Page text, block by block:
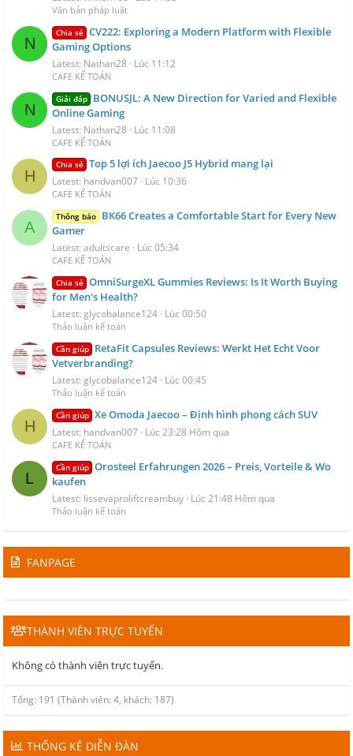
Văn bản pháp luật
N
Chia sẻ CV222: Exploring a Modern Platform with Flexible
Gaming Options
Latest: Nathan28 Lúc 11:12
CAFE KẾ TOÁN
N
Giải đáp BONUSJL: A New Direction for Varied and Flexible
Online Gaming
Latest: Nathan28 Lúc 11:08
CAFE KẾ TOÁN
H
Chia sẻ Top 5 lợi ích Jaecoo J5 Hybrid mang lại
Latest: handvan007 Lúc 10:36
CAFE KẾ TOÁN
A
Thông báo BK66 Creates a Comfortable Start for Every New
Gamer
Latest: adultscare Lúc 05:34
CAFE KẾ TOÁN
Chia sẻ OmniSurgeXL Gummies Reviews: Is It Worth Buying
for Men's Health?
Latest: glycobalance124 Lúc 00:50
Thảo luận kế toán
Cần giúp RetaFit Capsules Reviews: Werkt Het Echt Voor
Vetverbranding?
Latest: glycobalance124 Lúc 00:45
Thảo luận kế toán
H
Cần giúp Xe Omoda Jaecoo – Định hình phong cách SUV
Latest: handvan007 Lúc 23:28 Hôm qua
CAFE KẾ TOÁN
L
Cần giúp Orosteel Erfahrungen 2026 – Preis, Vorteile & Wo
kaufen
Latest: lissevaproliftcreambuy Lúc 21:48 Hôm qua
Thảo luận kế toán
FANPAGE
THÀNH VIÊN TRỰC TUYẾN
Không có thành viên trực tuyến.
Tổng: 191 (Thành viên: 4, khách: 187)
THỐNG KÊ DIỄN ĐÀN